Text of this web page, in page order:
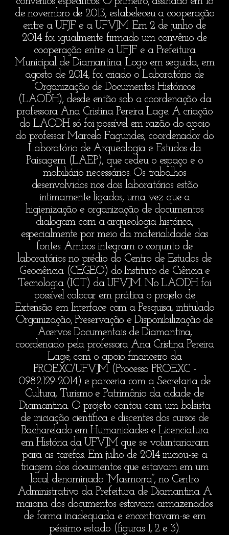
de novembro de 2013, estabeleceu a cooperação
entre a UFJF e a UFVJM. Em 2 de junho de
2014 foi igualmente firmado um convênio de
cooperação entre a UFJF e a Prefeitura
Municipal de Diamantina. Logo em seguida, em
agosto de 2014, foi criado o Laboratório de
Organização de Documentos Históricos
(LAODH), desde então sob a coordenação da
professora Ana Cristina Pereira Lage. A criação
do LAODH só foi possível em razão do apoio
do professor Marcelo Fagundes, coordenador do
Laboratório de Arqueologia e Estudos da
Paisagem (LAEP), que cedeu o espaço e o
mobiliário necessários. Os trabalhos
desenvolvidos nos dois laboratórios estão
intimamente ligados, uma vez que a
higienização e organização de documentos
dialogam com a arqueologia histórica,
especialmente por meio da materialidade das
fontes. Ambos integram o conjunto de
laboratórios no prédio do Centro de Estudos de
Geociência (CEGEO) do Instituto de Ciência e
Tecnologia (ICT) da UFVJM. No LAODH foi
possível colocar em prática o projeto de
Extensão em Interface com a Pesquisa, intitulado
Organização, Preservação e Disponibilização de
Acervos Documentais de Diamantina,
coordenado pela professora Ana Cristina Pereira
Lage, com o apoio financeiro da
PROEXC/UFVJM (Processo PROEXC -
098.2.129-2014) e parceria com a Secretaria de
Cultura, Turismo e Patrimônio da cidade de
Diamantina. O projeto contou com um bolsista
de iniciação científica e discentes dos cursos de
Bacharelado em Humanidades e Licenciatura
em História da UFVJM que se voluntariaram
para as tarefas. Em julho de 2014 iniciou-se a
triagem dos documentos que estavam em um
local denominado “Masmorra”, no Centro
Administrativo da Prefeitura de Diamantina. A
maioria dos documentos estavam armazenados
de forma inadequada e encontravam-se em
péssimo estado (figuras 1, 2 e 3).